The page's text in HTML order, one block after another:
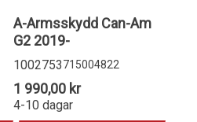
A-Armsskydd Can-Am
G2 2019-
1002753715004822
1 990,00 kr
4-10 dagar